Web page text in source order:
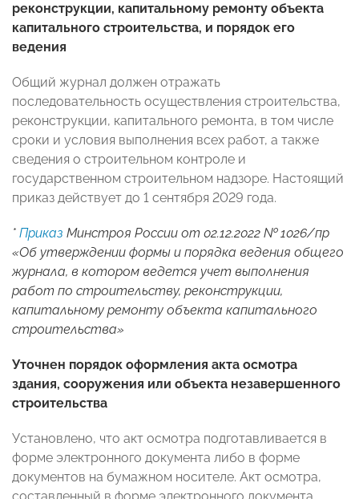
реконструкции, капитальному ремонту объекта
капитального строительства, и порядок его
ведения
Общий журнал должен отражать
последовательность осуществления строительства,
реконструкции, капитального ремонта, в том числе
сроки и условия выполнения всех работ, а также
сведения о строительном контроле и
государственном строительном надзоре. Настоящий
приказ действует до 1 сентября 2029 года.
* Приказ Минстроя России от 02.12.2022 № 1026/пр
«Об утверждении формы и порядка ведения общего
журнала, в котором ведется учет выполнения
работ по строительству, реконструкции,
капитальному ремонту объекта капитального
строительства»
Уточнен порядок оформления акта осмотра
здания, сооружения или объекта незавершенного
строительства
Установлено, что акт осмотра подготавливается в
форме электронного документа либо в форме
документов на бумажном носителе. Акт осмотра,